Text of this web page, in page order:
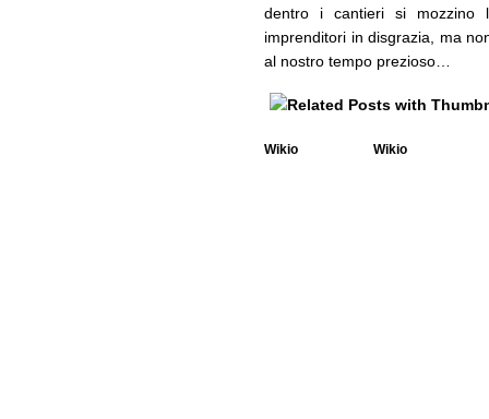
dentro i cantieri si
imprenditori in disgrazia, ma
al nostro tempo prezioso…
Wikio Wikio